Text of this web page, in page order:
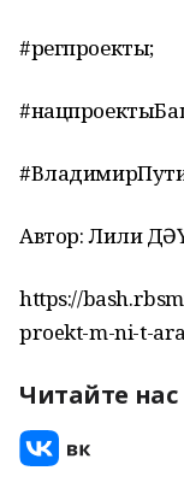
#регпроекты;
Автор: Лилиә
https://
proekt-m-ni-t-
Читайте нас